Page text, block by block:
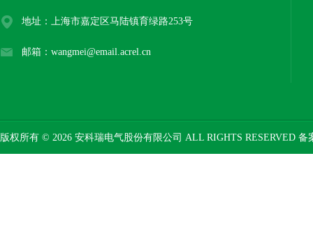
地址：上海市嘉定区马陆镇育绿路253号
邮箱：wangmei@email.acrel.cn
版权所有 © 2026 安科瑞电气股份有限公司 ALL RIGHTS RESERVED 备